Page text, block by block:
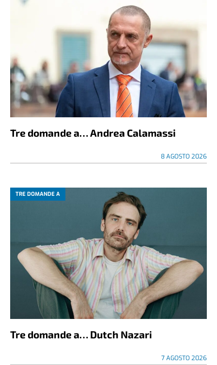
Tre domande a… Andrea Calamassi
8 AGOSTO 2026
TRE DOMANDE A
Tre domande a… Dutch Nazari
7 AGOSTO 2026